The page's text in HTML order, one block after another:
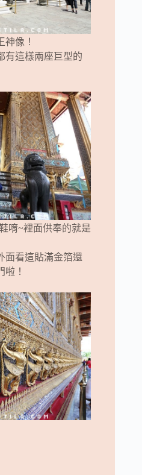
神像！
有這樣兩座巨型的
唷~裡面供奉的就是
面看這貼滿金箔還
啦！